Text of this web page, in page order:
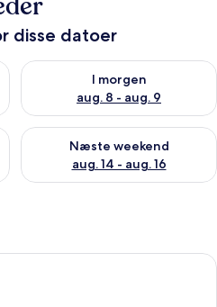
disse datoer
7 - aug. 8
I morgen
aug. 8 - aug. 9
Tjek tilgængelighed for i
aug. 7 - aug. 9
Næste weekend
aug. 14 - aug. 16
Tjek tilgængelighed for næste
Et hotelværelse med en seng,